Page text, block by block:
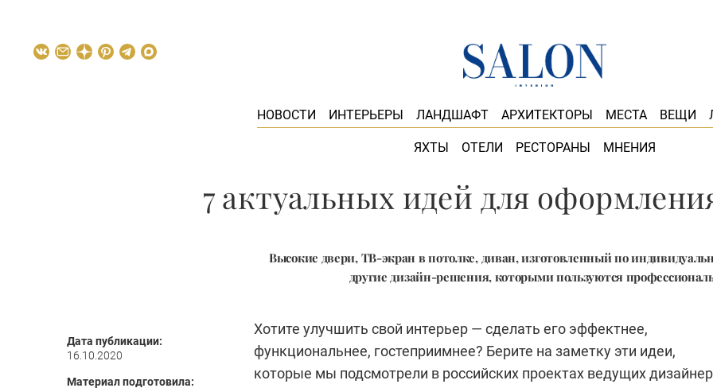
НОВОСТИ ИНТЕРЬЕРЫ ЛАНДШАФТ АРХИТЕКТОРЫ МЕСТА ВЕЩИ
ЯХТЫ ОТЕЛИ РЕСТОРАНЫ МНЕНИЯ
7 актуальных идей для
Высокие двери, ТВ-экран в потолке, диван, изготовленный по
другие дизайн-решения, которыми пользуются
Дата публикации:
16.10.2020
Материал подготовила:
Хотите улучшить свой интерьер — сделать его эффектнее,
функциональнее, гостеприимнее? Берите на заметку эти идеи,
которые мы подсмотрели в российских проектах ведущих